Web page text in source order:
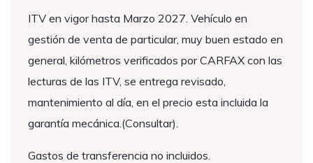
ITV en vigor hasta Marzo 2027. Vehículo en
gestión de venta de particular, muy buen estado en
general, kilómetros verificados por CARFAX con las
lecturas de las ITV, se entrega revisado,
mantenimiento al día, en el precio esta incluida la
garantía mecánica.(Consultar).
Gastos de transferencia no incluidos.